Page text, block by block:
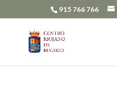
915 766 766